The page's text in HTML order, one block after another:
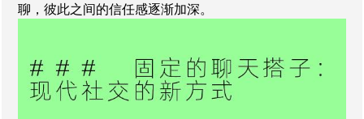
聊，彼此之间的信任感逐渐加深。